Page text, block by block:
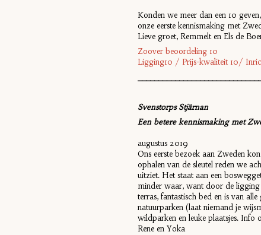
Konden we meer dan een 10
onze eerste kennismaking met
Lieve groet, Remmelt en Els de
Zoover beoordeling 10
Ligging10 / Prijs-kwaliteit 10/
Svenstorps Stjärnan
Een betere kennismaking met
augustus 2019
Ons eerste bezoek aan Zweden
ophalen van de sleutel reden we
uitziet. Het staat aan een
minder waar, want door de ligging
terras, fantastisch bed en is van
natuurparken (laat niemand je
wildparken en leuke plaatsjes. Info
Rene en Yoka